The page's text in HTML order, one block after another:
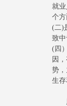
就
个
(二)
致
(四
因
势
生
展